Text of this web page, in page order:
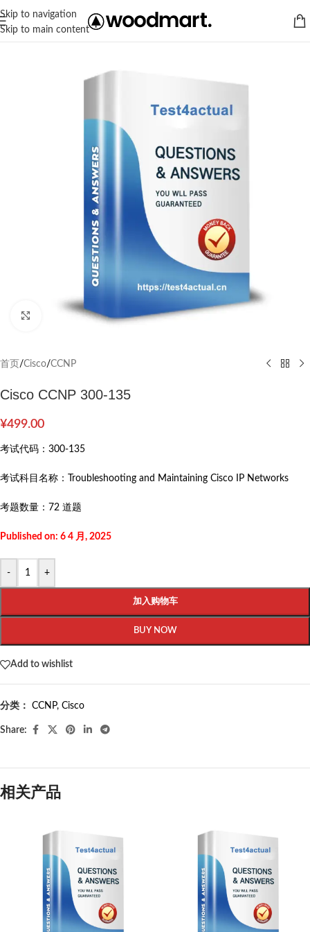
Skip to navigation
Skip to main content
Click to enlarge
首页 /Cisco/CCNP
Cisco CCNP 300-135
¥499.00
考试代码： 300-135
考试科目名称： Troubleshooting and Maintaining Cisco IP Networks
考题数量： 72 道题
Published on: 6 4 月, 2025
- +
加入购物车
BUY NOW
Add to wishlist
分类： CCNP, Cisco
Share:
相关产品